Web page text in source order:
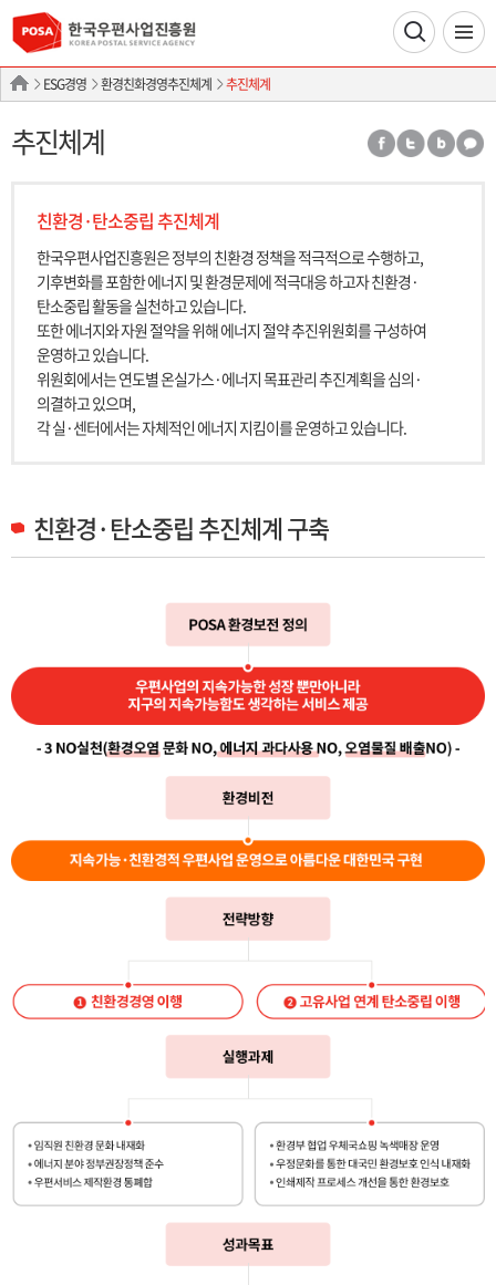
ESG경영 환경친화경영추진체계 추진체계
추진체계
친환경·탄소중립 추진체계
한국우편사업진흥원은 정부의 친환경 정책을 적극적으로 수행하고,
기후변화를 포함한 에너지 및 환경문제에 적극대응 하고자 친환경·
탄소중립 활동을 실천하고 있습니다.
또한 에너지와 자원 절약을 위해 에너지 절약 추진위원회를 구성하여
운영하고 있습니다.
위원회에서는 연도별 온실가스·에너지 목표관리 추진계획을 심의·
의결하고 있으며,
각 실·센터에서는 자체적인 에너지 지킴이를 운영하고 있습니다.
친환경·탄소중립 추진체계 구축